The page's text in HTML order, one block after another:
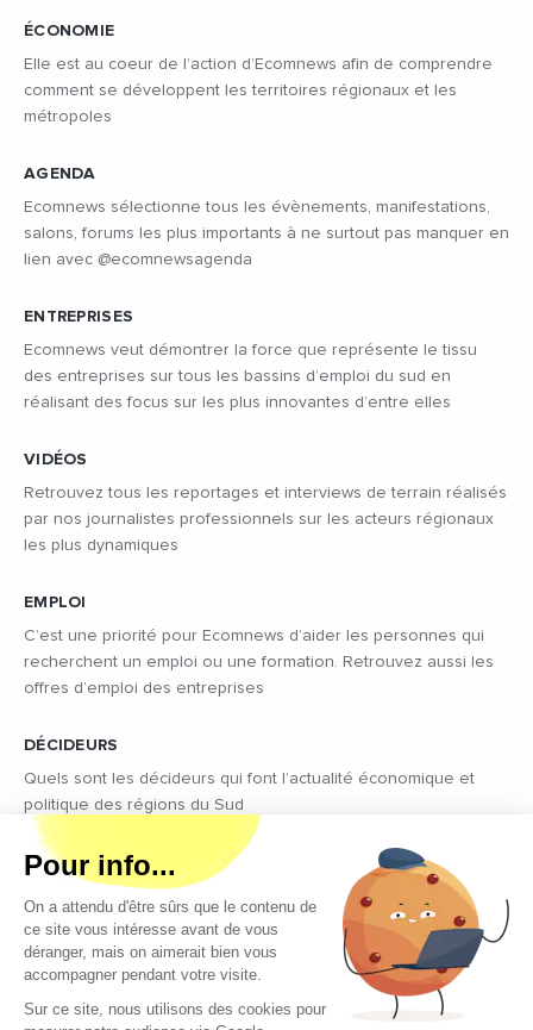
ÉCONOMIE
Elle est au coeur de l’action d’Ecomnews afin de comprendre
comment se développent les territoires régionaux et les
métropoles
AGENDA
Ecomnews sélectionne tous les évènements, manifestations,
salons, forums les plus importants à ne surtout pas manquer en
lien avec @ecomnewsagenda
ENTREPRISES
Ecomnews veut démontrer la force que représente le tissu
des entreprises sur tous les bassins d’emploi du sud en
réalisant des focus sur les plus innovantes d’entre elles
VIDÉOS
Retrouvez tous les reportages et interviews de terrain réalisés
par nos journalistes professionnels sur les acteurs régionaux
les plus dynamiques
EMPLOI
C’est une priorité pour Ecomnews d’aider les personnes qui
recherchent un emploi ou une formation. Retrouvez aussi les
offres d’emploi des entreprises
DÉCIDEURS
Quels sont les décideurs qui font l’actualité économique et
politique des régions du Sud
Copyright © 2026 - Tous droits réservés
Qui sommes-nous ?